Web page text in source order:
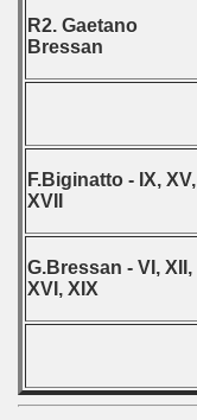
R2. Gaetano
Bressan
F.Biginatto - IX, XV,
XVII
G.Bressan - VI, XII,
XVI, XIX